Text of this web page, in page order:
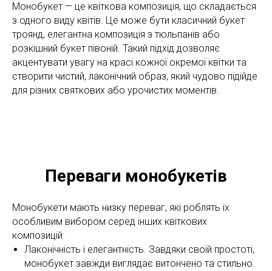
Монобукет — це квіткова композиція, що складається
з одного виду квітів. Це може бути класичний букет
троянд, елегантна композиція з тюльпанів або
розкішний букет півоній. Такий підхід дозволяє
акцентувати увагу на красі кожної окремої квітки та
створити чистий, лаконічний образ, який чудово підійде
для різних святкових або урочистих моментів.
Переваги монобукетів
Монобукети мають низку переваг, які роблять їх
особливим вибором серед інших квіткових
композицій:
Лаконічність і елегантність. Завдяки своїй простоті,
монобукет завжди виглядає витончено та стильно.